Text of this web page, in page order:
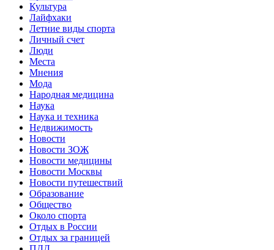
Культура
Лайфхаки
Летние виды спорта
Личный счет
Люди
Места
Мнения
Мода
Народная медицина
Наука
Наука и техника
Недвижимость
Новости
Новости ЗОЖ
Новости медицины
Новости Москвы
Новости путешествий
Образование
Общество
Около спорта
Отдых в России
Отдых за границей